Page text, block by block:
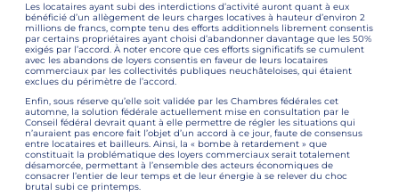
Les locataires ayant subi des interdictions d’activité auront quant à eux
bénéficié d’un allègement de leurs charges locatives à hauteur d’environ 2
millions de francs, compte tenu des efforts additionnels librement consentis
par certains propriétaires ayant choisi d’abandonner davantage que les 50%
exigés par l’accord. À noter encore que ces efforts significatifs se cumulent
avec les abandons de loyers consentis en faveur de leurs locataires
commerciaux par les collectivités publiques neuchâteloises, qui étaient
exclues du périmètre de l’accord.
Enfin, sous réserve qu’elle soit validée par les Chambres fédérales cet
automne, la solution fédérale actuellement mise en consultation par le
Conseil fédéral devrait quant à elle permettre de régler les situations qui
n’auraient pas encore fait l’objet d’un accord à ce jour, faute de consensus
entre locataires et bailleurs. Ainsi, la « bombe à retardement » que
constituait la problématique des loyers commerciaux serait totalement
désamorcée, permettant à l’ensemble des acteurs économiques de
consacrer l’entier de leur temps et de leur énergie à se relever du choc
brutal subi ce printemps.